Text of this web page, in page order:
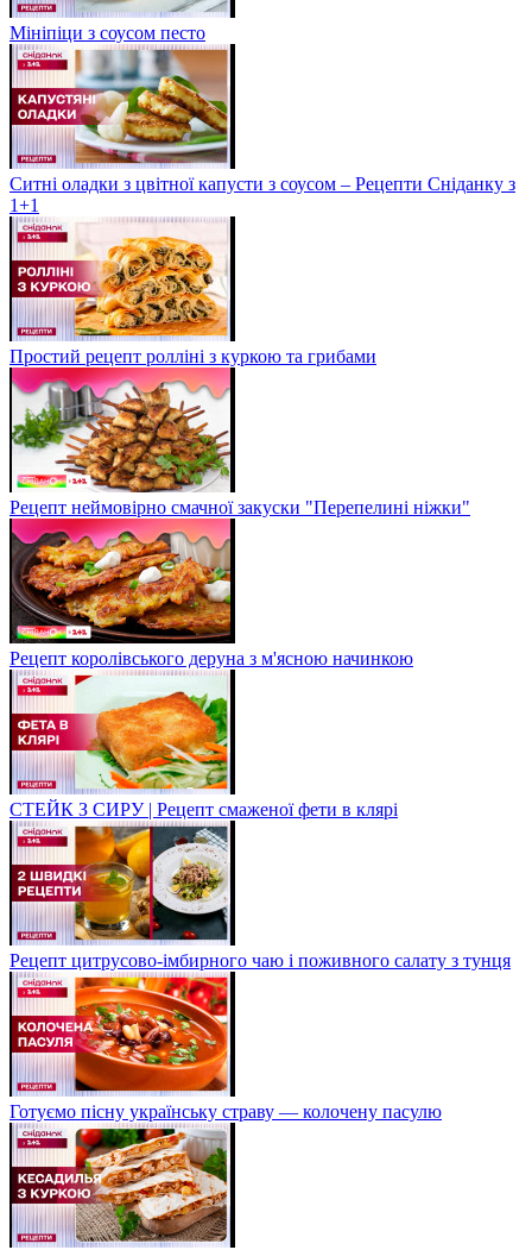
Мініпіци з соусом песто
Ситні оладки з цвітної капусти з соусом – Рецепти Сніданку з
1+1
Простий рецепт ролліні з куркою та грибами
Рецепт неймовірно смачної закуски "Перепелині ніжки"
Рецепт королівського деруна з м'ясною начинкою
СТЕЙК З СИРУ | Рецепт смаженої фети в клярі
Рецепт цитрусово-імбирного чаю і поживного салату з тунця
Готуємо пісну українську страву — колочену пасулю